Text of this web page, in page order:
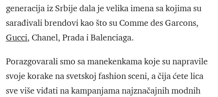
generacija iz Srbije dala je velika imena sa kojima su
sarađivali brendovi kao što su Comme des Garcons,
Gucci, Chanel, Prada i Balenciaga.
Porazgovarali smo sa manekenkama koje su napravile
svoje korake na svetskoj fashion sceni, a čija ćete lica
sve više viđati na kampanjama najznačajnih modnih